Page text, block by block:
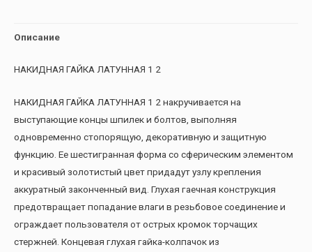
Описание
НАКИДНАЯ ГАЙКА ЛАТУННАЯ 1 2
НАКИДНАЯ ГАЙКА ЛАТУННАЯ 1 2 накручивается на
выступающие концы шпилек и болтов, выполняя
одновременно стопорящую, декоративную и защитную
функцию. Ее шестигранная форма со сферическим элементом
и красивый золотистый цвет придадут узлу крепления
аккуратный законченный вид. Глухая гаечная конструкция
предотвращает попадание влаги в резьбовое соединение и
ограждает пользователя от острых кромок торчащих
стержней. Концевая глухая гайка-колпачок из